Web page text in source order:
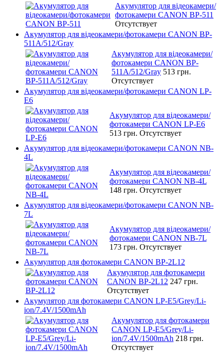
Акумулятор для відеокамери/
фотокамери CANON BP-511
Отсутствует
Акумулятор для відеокамери/фотокамери CANON BP-
511A/512/Gray
Акумулятор для відеокамери/
фотокамери CANON BP-
511A/512/Gray 513 грн.
Отсутствует
Акумулятор для відеокамери/фотокамери CANON LP-
E6
Акумулятор для відеокамери/
фотокамери CANON LP-E6
513 грн. Отсутствует
Акумулятор для відеокамери/фотокамери CANON NB-
4L
Акумулятор для відеокамери/
фотокамери CANON NB-4L
148 грн. Отсутствует
Акумулятор для відеокамери/фотокамери CANON NB-
7L
Акумулятор для відеокамери/
фотокамери CANON NB-7L
173 грн. Отсутствует
Акумулятор для фотокамери CANON BP-2L12
Акумулятор для фотокамери
CANON BP-2L12 247 грн.
Отсутствует
Акумулятор для фотокамери CANON LP-E5/Grey/Li-
ion/7.4V/1500mAh
Акумулятор для фотокамери
CANON LP-E5/Grey/Li-
ion/7.4V/1500mAh 218 грн.
Отсутствует